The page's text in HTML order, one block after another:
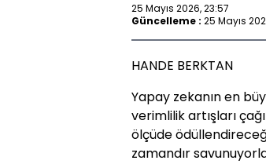
25 Mayıs 2026, 23:57
Güncelleme : 25 Mayıs
HANDE BERKTAN
Yapay zekanın en
verimlilik artışları
ölçüde
zamandır